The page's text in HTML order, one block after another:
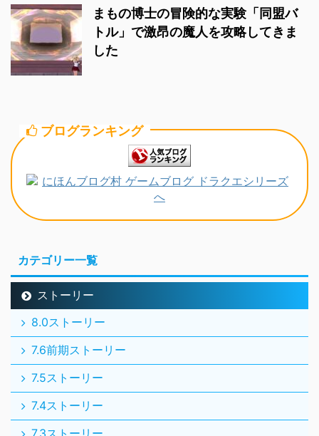
まもの博士の冒険的な実験「同盟バ
トル」で激昂の魔人を攻略してきま
した
ブログランキング
カテゴリー一覧
ストーリー
8.0ストーリー
7.6前期ストーリー
7.5ストーリー
7.4ストーリー